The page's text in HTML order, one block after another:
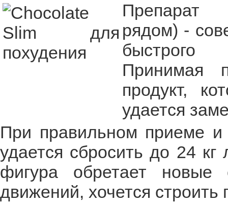
Препарат
рядом) -
быстрого
Принимая
продукт,
удается
При правильном приеме и
удается сбросить до 24
фигура обретает новые
движений, хочется